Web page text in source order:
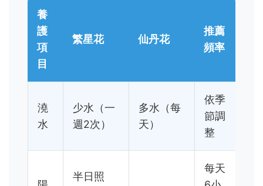
養
護
項
目
繁星花 仙丹花
推薦
頻率
澆
水
少水（一
週2次）
多水（每
天）
依季
節調
整
半日照
每天